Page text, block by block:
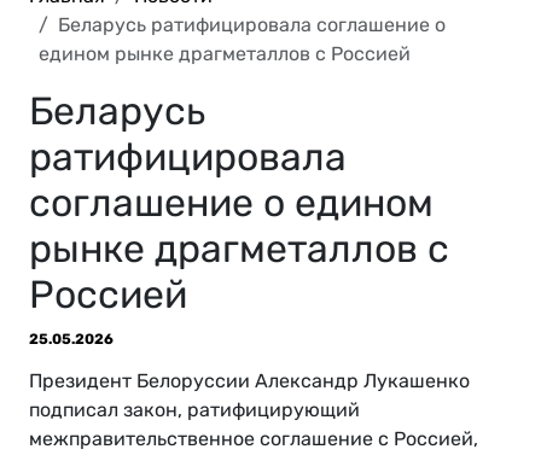
Беларусь ратифицировала соглашение о
едином рынке драгметаллов с Россией
Беларусь
ратифицировала
соглашение о едином
рынке драгметаллов с
Россией
25.05.2026
Президент Белоруссии Александр Лукашенко
подписал закон, ратифицирующий
межправительственное соглашение с Россией,